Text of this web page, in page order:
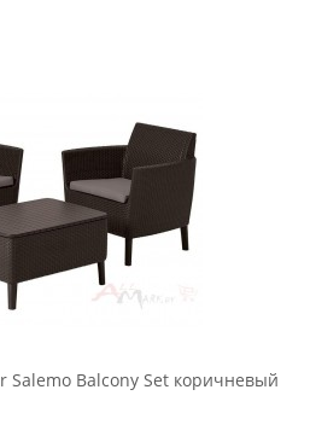
Corfu Set (капучино / песочный)
бел. руб.